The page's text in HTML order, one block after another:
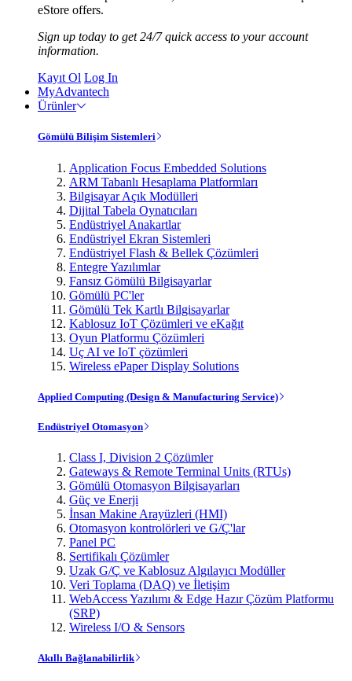
eStore offers.
Sign up today to get 24/7 quick access to your account
information.
Kayıt Ol Log In
MyAdvantech
Ürünler
Gömülü Bilişim Sistemleri
Application Focus Embedded Solutions
ARM Tabanlı Hesaplama Platformları
Bilgisayar Açık Modülleri
Dijital Tabela Oynatıcıları
Endüstriyel Anakartlar
Endüstriyel Ekran Sistemleri
Endüstriyel Flash & Bellek Çözümleri
Entegre Yazılımlar
Fansız Gömülü Bilgisayarlar
Gömülü PC'ler
Gömülü Tek Kartlı Bilgisayarlar
Kablosuz IoT Çözümleri ve eKağıt
Oyun Platformu Çözümleri
Uç AI ve IoT çözümleri
Wireless ePaper Display Solutions
Applied Computing (Design & Manufacturing Service)
Endüstriyel Otomasyon
Class I, Division 2 Çözümler
Gateways & Remote Terminal Units (RTUs)
Gömülü Otomasyon Bilgisayarları
Güç ve Enerji
İnsan Makine Arayüzleri (HMI)
Otomasyon kontrolörleri ve G/Ç'lar
Panel PC
Sertifikalı Çözümler
Uzak G/Ç ve Kablosuz Algılayıcı Modüller
Veri Toplama (DAQ) ve İletişim
WebAccess Yazılımı & Edge Hazır Çözüm Platformu
(SRP)
Wireless I/O & Sensors
Akıllı Bağlanabilirlik